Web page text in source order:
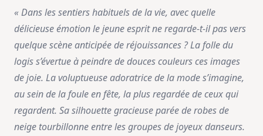
« Dans les sentiers habituels de la vie, avec quelle
délicieuse émotion le jeune esprit ne regarde-t-il pas vers
quelque scène anticipée de réjouissances ? La folle du
logis s’évertue à peindre de douces couleurs ces images
de joie. La voluptueuse adoratrice de la mode s’imagine,
au sein de la foule en fête, la plus regardée de ceux qui
regardent. Sa silhouette gracieuse parée de robes de
neige tourbillonne entre les groupes de joyeux danseurs.